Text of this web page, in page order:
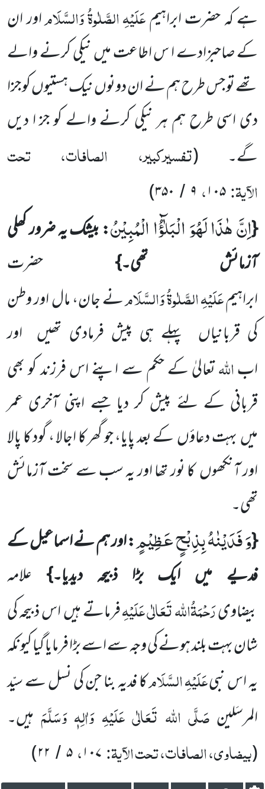
ہے کہ حضرت ابراہیمعَلَیْہِالصَّلٰوۃُوَالسَّلَاماور ان
کے صاحبزادے ا س اطاعت میں نیکی کرنے والے
تھے تو جس طرح ہم نے ان دونوں نیک ہستیوں کو جزا
دی اسی طرح ہم ہر نیکی کرنے والے کو جز ا دیں
گے۔ (تفسیرکبیر، الصافات، تحت
الآیۃ:۱۰۵، ۹ / ۳۵۰)
{اِنَّ هٰذَا لَهُوَ الْبَلٰٓؤُا الْمُبِیْنُ: بیشک یہ ضرور کھلی
آزمائش تھی۔} حضرت
ابراہیمعَلَیْہِالصَّلٰوۃُوَالسَّلَامنے جان، مال اور وطن
کی قربانیاں پہلے ہی پیش فرمادی تھیں اور
اباللہتعالیٰ کے حکم سے اپنے اس فرزند کو بھی
قربانی کے لئے پیش کر دیا جسے اپنی آخری عمر
میں بہت دعاؤں کے بعد پایا، جو گھر کا اجالا ، گود کا پالا
اور آنکھوں کا نور تھا اور یہ سب سے سخت آزمائش
تھی۔
{وَ فَدَیْنٰهُ بِذِبْحٍ عَظِیْمٍ: اور ہم نے اسماعیل کے
فدیے میں ایک بڑا ذبیحہ دیدیا۔} علامہ
بیضاویرَحْمَۃُاللہ تَعَالٰی عَلَیْہِفرماتے ہیں اس ذبیحہ کی
شان بہت بلند ہونے کی وجہ سے اسے بڑا فرمایا گیا کیونکہ
یہ اس نبیعَلَیْہِالسَّلَامکا فدیہ بنا جن کی نسل سے سیّد
المرسَلین صَلَّی اللہ تَعَالٰی عَلَیْہِ وَاٰلِہٖ وَسَلَّمَ ہیں۔
(بیضاوی، الصافات، تحت الآیۃ:۱۰۷،۵ / ۲۲)